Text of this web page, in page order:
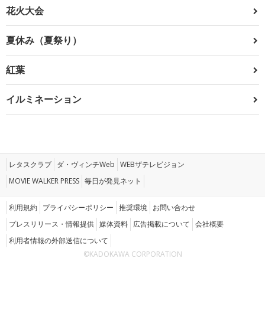
花火大会
夏休み（夏祭り）
紅葉
イルミネーション
レタスクラブ ダ・ヴィンチWeb WEBザテレビジョン
MOVIE WALKER PRESS 毎日が発見ネット
利用規約 プライバシーポリシー 推奨環境 お問い合わせ
プレスリリース・情報提供 媒体資料 広告掲載について 会社概要
利用者情報の外部送信について
©KADOKAWA CORPORATION